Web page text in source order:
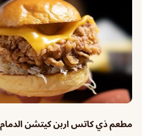
مطعم ذي كاتس اربن كيتشن الدمام